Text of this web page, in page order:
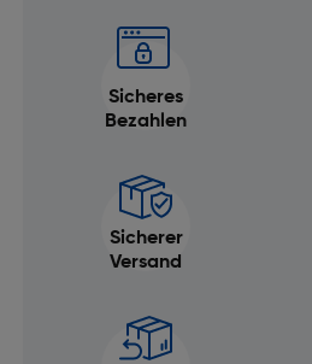
Sicheres
Bezahlen
Sicherer
Versand